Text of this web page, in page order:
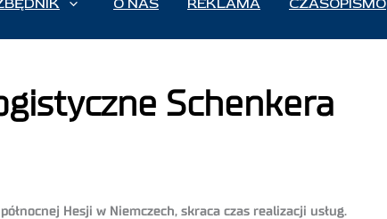
O NAS REKLAMA CZASOPISMO
Schenkera
Hesji w Niemczech, skraca czas realizacji usług.